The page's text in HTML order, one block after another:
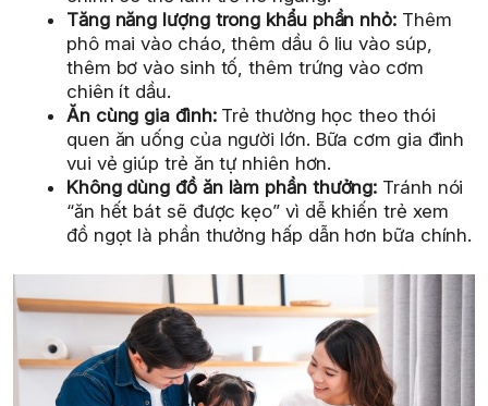
Tăng năng lượng trong khẩu phần nhỏ:Thêm
phô mai vào cháo, thêm dầu ô liu vào súp,
thêm bơ vào sinh tố, thêm trứng vào cơm
chiên ít dầu.
Ăn cùng gia đình:Trẻ thường học theo thói
quen ăn uống của người lớn. Bữa cơm gia đình
vui vẻ giúp trẻ ăn tự nhiên hơn.
Không dùng đồ ăn làm phần thưởng: Tránh nói
“ăn hết bát sẽ được kẹo” vì dễ khiến trẻ xem
đồ ngọt là phần thưởng hấp dẫn hơn bữa chính.